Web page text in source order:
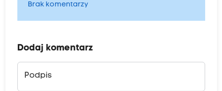
Brak komentarzy
Dodaj komentarz
Podpis